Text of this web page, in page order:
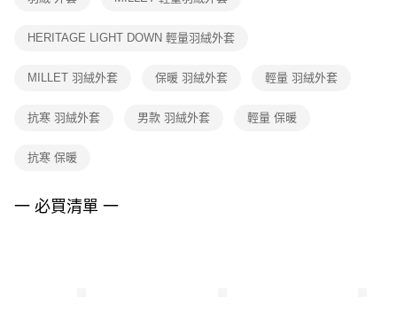
１．透過由恩沛科技股份有限公司提供之「AFTEE先享後付」服務完成之交
權轉讓予恩沛科技股份有限公司。
３．未成年的使用者請事先徵得法定代理人或監護人之同意方可使用
任。
請求用戶進行身份認證。
５．嚴禁一人註冊多個帳號或使用他人資訊註冊。若發現惡意使用之情形，
HERITAGE LIGHT DOWN 輕量羽絨外套
MILLET 羽絨外套 保暖 羽絨外套 輕量 羽絨外套
抗寒 羽絨外套 男款 羽絨外套 輕量 保暖
抗寒 保暖
一 必買清單 一